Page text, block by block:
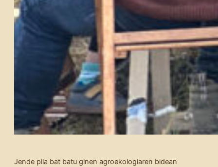
Jende pila bat batu ginen agroekologiaren bidean